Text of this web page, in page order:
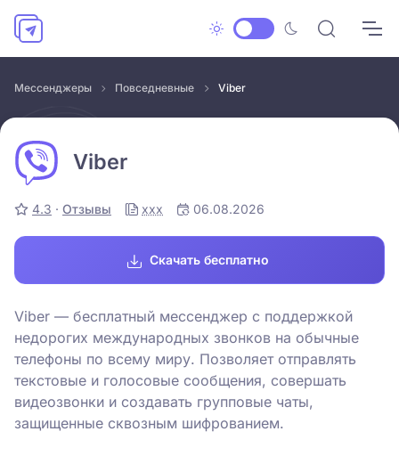
Мессенджеры Повседневные Viber
Viber
4.3 · Отзывы xxx 06.08.2026
Скачать бесплатно
Viber — бесплатный мессенджер с поддержкой
недорогих международных звонков на обычные
телефоны по всему миру. Позволяет отправлять
текстовые и голосовые сообщения, совершать
видеозвонки и создавать групповые чаты,
защищенные сквозным шифрованием.